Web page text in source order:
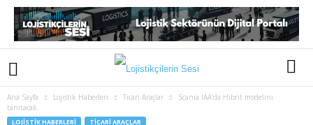
Ana Sayfa Lojistik Haberleri Ticari Araçlar
Scania IAA’da Hibrit modelini
tanıtacak.
LOJISTIK HABERLERI TICARI ARAÇLAR